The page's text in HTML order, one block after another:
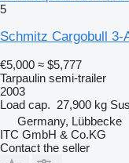
5
Schmitz Cargobull
€5,000 ≈ $5,777
Tarpaulin semi-trailer
2003
Load cap. 27,900 kg
Germany, Lübbecke
ITC GmbH & Co.KG
Contact the seller